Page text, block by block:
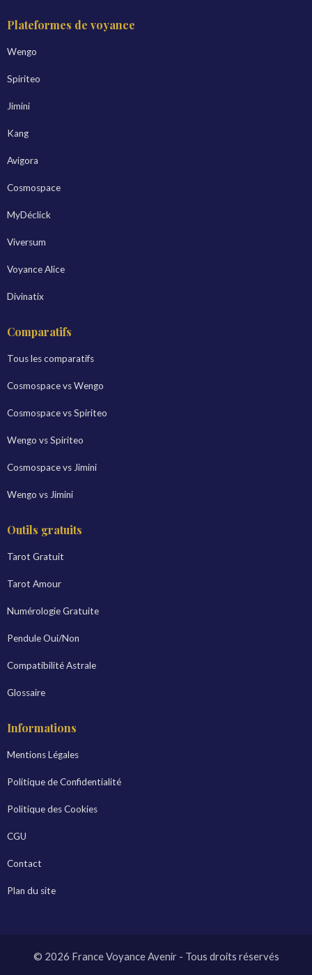
Plateformes de voyance
Wengo
Spiriteo
Jimini
Kang
Avigora
Cosmospace
MyDéclick
Viversum
Voyance Alice
Divinatix
Comparatifs
Tous les comparatifs
Cosmospace vs Wengo
Cosmospace vs Spiriteo
Wengo vs Spiriteo
Cosmospace vs Jimini
Wengo vs Jimini
Outils gratuits
Tarot Gratuit
Tarot Amour
Numérologie Gratuite
Pendule Oui/Non
Compatibilité Astrale
Glossaire
Informations
Mentions Légales
Politique de Confidentialité
Politique des Cookies
CGU
Contact
Plan du site
© 2026 France Voyance Avenir - Tous droits réservés